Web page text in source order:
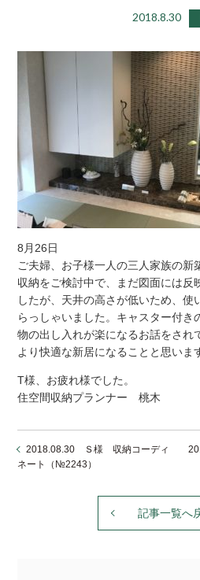
2018.8.30
8月26日
ご夫婦、お子様一人の三人家族の新
収納をご検討中で、まだ図面には反
したが、天井の高さが低いため、使
らっしゃいました。キャスター付き
物の出し入れが楽になるお話をされ
より快適な新居になることと思いま
T様、お疲れ様でした。
住空間収納プランナー 桃木
2018.08.30 Ｓ様 収納コーディ
ネート（№2243）
記事一覧へ